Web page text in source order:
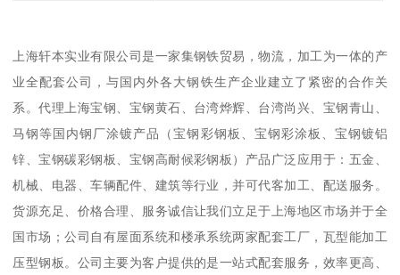
上海轩本实业有限公司是一家集钢铁贸易，物流，加工为一体的产
业全配套公司，与国内外各大钢铁生产企业建立了紧密的合作关
系。代理上海宝钢、宝钢黄石、台湾烨辉、台湾尚兴、宝钢青山、
马钢等国内钢厂涂镀产品（宝钢彩钢板、宝钢彩涂板、宝钢镀铝
锌、宝钢碳彩钢板、宝钢高耐候彩钢板）产品广泛应用于：五金、
机械、电器、车辆配件、建筑等行业，并可代客加工、配送服务。
货源充足、价格合理、服务诚信让我们立足于上海地区市场并于全
国市场；公司自有屋面系统和楼承系统两家配套工厂，瓦型能加工
压型钢板。公司主要为客户提供的是一站式配套服务，效率更高、